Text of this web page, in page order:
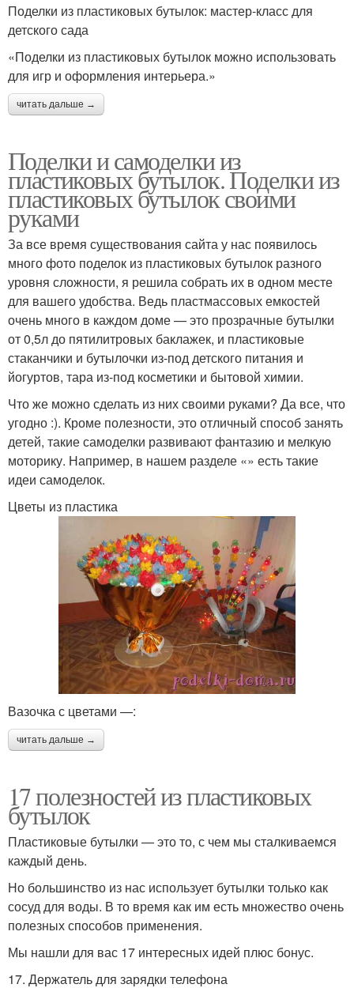
Поделки из пластиковых бутылок: мастер-класс для
детского сада
«Поделки из пластиковых бутылок можно использовать
для игр и оформления интерьера.»
читать дальше →
Поделки и самоделки из
пластиковых бутылок. Поделки из
пластиковых бутылок своими
руками
За все время существования сайта у нас появилось
много фото поделок из пластиковых бутылок разного
уровня сложности, я решила собрать их в одном месте
для вашего удобства. Ведь пластмассовых емкостей
очень много в каждом доме — это прозрачные бутылки
от 0,5л до пятилитровых баклажек, и пластиковые
стаканчики и бутылочки из-под детского питания и
йогуртов, тара из-под косметики и бытовой химии.
Что же можно сделать из них своими руками? Да все, что
угодно :). Кроме полезности, это отличный способ занять
детей, такие самоделки развивают фантазию и мелкую
моторику. Например, в нашем разделе «» есть такие
идеи самоделок.
Цветы из пластика
Вазочка с цветами —:
читать дальше →
17 полезностей из пластиковых
бутылок
Пластиковые бутылки — это то, с чем мы сталкиваемся
каждый день.
Но большинство из нас использует бутылки только как
сосуд для воды. В то время как им есть множество очень
полезных способов применения.
Мы нашли для вас 17 интересных идей плюс бонус.
17. Держатель для зарядки телефона